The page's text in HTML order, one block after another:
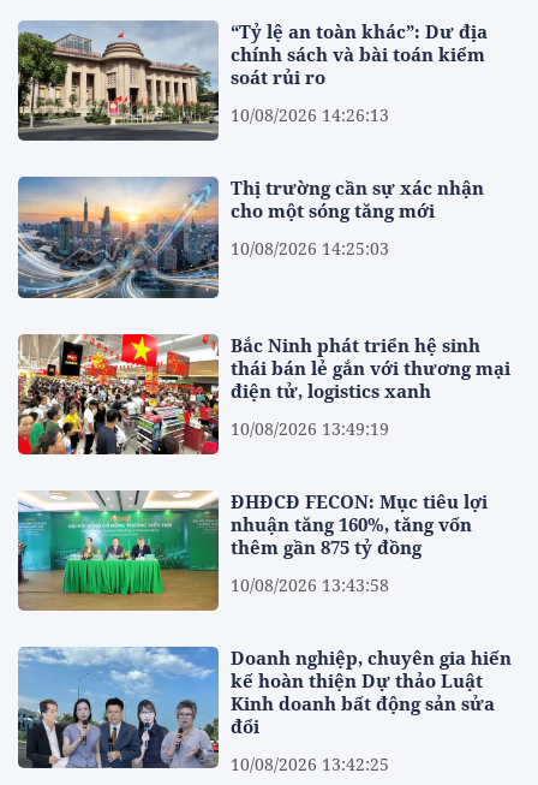
“Tỷ lệ an toàn khác”: Dư địa
chính sách và bài toán kiểm
soát rủi ro
10/08/2026 14:26:13
Thị trường cần sự xác nhận
cho một sóng tăng mới
10/08/2026 14:25:03
Bắc Ninh phát triển hệ sinh
thái bán lẻ gắn với thương mại
điện tử, logistics xanh
10/08/2026 13:49:19
ĐHĐCĐ FECON: Mục tiêu lợi
nhuận tăng 160%, tăng vốn
thêm gần 875 tỷ đồng
10/08/2026 13:43:58
Doanh nghiệp, chuyên gia hiến
kế hoàn thiện Dự thảo Luật
Kinh doanh bất động sản sửa
đổi
10/08/2026 13:42:25